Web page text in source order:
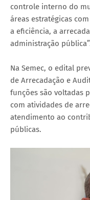
controle interno do
áreas estratégicas
a eficiência, a
administração
Na Semec, o edital
de Arrecadação e
funções são voltadas
com atividades de
atendimento ao
públicas.